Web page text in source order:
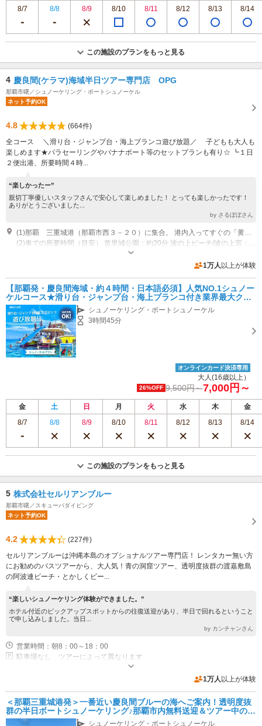
8/7
8/8 8/9 8/10 8/11 8/12 8/13 8/14
この施設のプランをもっと見る
4 慶良間(ケラマ)海域半日ツアー専門店 OPG
那覇市曙／シュノーケリング・ボートシュノーケル
ネット予約OK
4.8
(664件)
全コース ＼滑り台・ジャンプ台・海上ブランコ遊び放題／ 子どもも大人も
楽しめます★パラセーリングやバナナボート等のセットプランも有り☆ ┗１日
２便出港、所要時間４時...
“楽しかったー”
親切丁寧優しいスタッフさんで安心して楽しめました！ とっても楽しかったです！
ありがとうございました...
by さるぼぼさん
(1)那覇 三重城港（那覇市西３－２０）に集合。 港内入ってすぐの「黄色のノボリ」が目印。 レンタカーでお越しの方は終日５００円で駐車場があります。
受付時間：9：００～19：００ メールは２４時間
1万人 以上が体験
【那覇発・慶良間海域・約４時間・日本語必須】人気NO.1シュノー
ケルコース★滑り台・ジャンプ台・海上ブランコ付き業界最大クル
ーザー【ファミリー、カップル】首里城、国際通りから車で約３０
分の港集合
シュノーケリング・ボートシュノーケル
3時間45分
オンラインカード決済専用
大人(16歳以上）
26%OFF 9,500円～7,000円～
金 土 日 月 火 水 木
金
8/7
8/8 8/9 8/10 8/11 8/12 8/13 8/14
この施設のプランをもっと見る
5 株式会社セルリアンブルー
那覇市曙／スキューバダイビング
ネット予約OK
4.2
(227件)
セルリアンブルーは沖縄本島のオプショナルツアー専門店！ レンタカー無い方
にお勧めのバスツアーから、大人気！青の洞窟ツアー、透明度抜群の渡嘉敷島
の阿波連ビーチ・とかしくビー...
“楽しいシュノーケリング体験ができました。”
ホテル付近のピックアップスポットからの往復送迎があり、半日で回れるということ
で申し込みしました。当日...
by カンチャンさん
営業時間：朝8：00～18：00
駐車場なし ツアーによって異なります
1万人 以上が体験
＜那覇三重城港発＞一番近い慶良間ブルーの海へご案内！透明度抜
群の半日ボートシュノーケリング♪那覇市内無料送迎＆ツアー中の写
真プレゼント！国際通りから約15分！シュノーケリング・ボートシュノーケル